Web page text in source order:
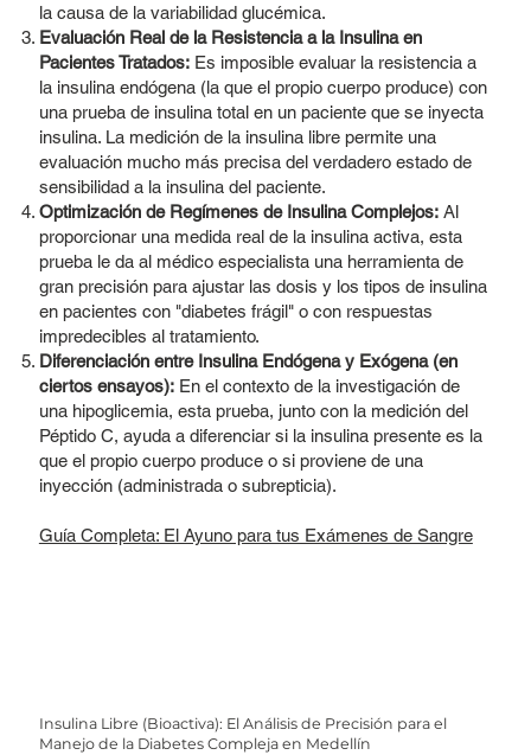
la causa de la variabilidad glucémica.
Evaluación Real de la Resistencia a la Insulina en
Pacientes Tratados:Es imposible evaluar la resistencia a
la insulina endógena (la que el propio cuerpo produce) con
una prueba de insulina total en un paciente que se inyecta
insulina. La medición de la insulina libre permite una
evaluación mucho más precisa del verdadero estado de
sensibilidad a la insulina del paciente.
Optimización de Regímenes de Insulina Complejos:Al
proporcionar una medida real de la insulina activa, esta
prueba le da al médico especialista una herramienta de
gran precisión para ajustar las dosis y los tipos de insulina
en pacientes con "diabetes frágil" o con respuestas
impredecibles al tratamiento.
Diferenciación entre Insulina Endógena y Exógena (en
ciertos ensayos):En el contexto de la investigación de
una hipoglicemia, esta prueba, junto con la medición del
Péptido C, ayuda a diferenciar si la insulina presente es la
que el propio cuerpo produce o si proviene de una
inyección (administrada o subrepticia).
Guía Completa: El Ayuno para tus Exámenes de Sangre
Insulina Libre (Bioactiva): El Análisis de Precisión para el
Manejo de la Diabetes Compleja en Medellín